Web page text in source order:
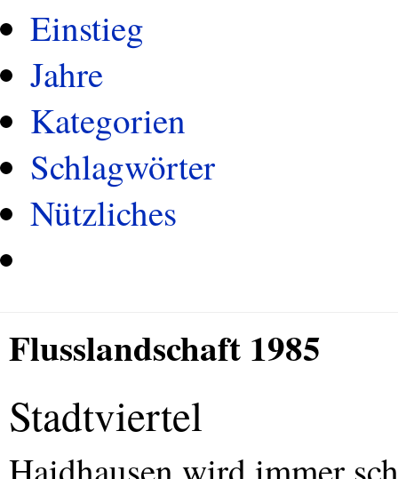
Einstieg
Jahre
Kategorien
Schlagwörter
Nützliches
Flusslandschaft 1985
Stadtviertel